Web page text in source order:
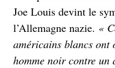
Joe Louis devint le
l’Allemagne nazie. «
américains blancs
homme noir contre un